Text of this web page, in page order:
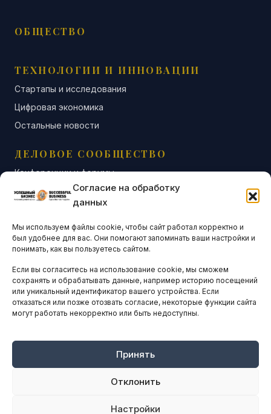
Согласие на обработку
данных
Мы используем файлы cookie, чтобы сайт работал корректно и
был удобнее для вас. Они помогают запоминать ваши настройки и
понимать, как вы пользуетесь сайтом.
Если вы согласитесь на использование cookie, мы сможем
сохранять и обрабатывать данные, например историю посещений
или уникальный идентификатор вашего устройства. Если
отказаться или позже отозвать согласие, некоторые функции сайта
могут работать некорректно или быть недоступны.
Принять
Отклонить
Настройки
ОБЩЕСТВО
ТЕХНОЛОГИИ И ИННОВАЦИИ
Стартапы и исследования
Цифровая экономика
Остальные новости
ДЕЛОВОЕ СООБЩЕСТВО
Конференции и форумы
Бизнес-клубы и ассоциации
Остальные новости
АНАЛИТИКА И СТАТИСТИКА
ARTICLES IN ENGLISH
НАВИГАЦИЯ
Оплата онлайн